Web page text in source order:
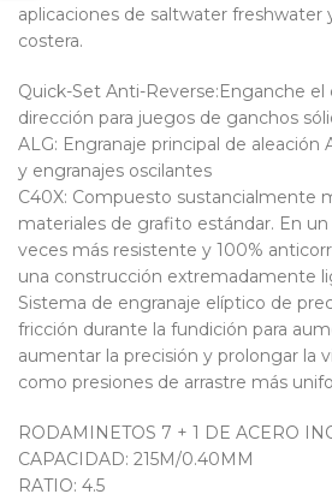
aplicaciones de saltwater
costera.
Quick-Set Anti-Reverse:Enganche el
dirección para juegos de ganchos
ALG: Engranaje principal de aleación
y engranajes oscilantes
C40X: Compuesto sustancialmente
materiales de grafito estándar. En un
veces más resistente y 100%
una construcción extremadamente
Sistema de engranaje elíptico de
fricción durante la fundición para
aumentar la precisión y prolongar la
como presiones de arrastre más
RODAMINETOS 7 + 1 DE ACERO
CAPACIDAD: 215M/0.40MM
RATIO: 4.5